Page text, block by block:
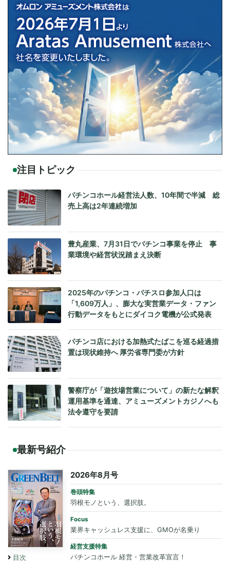
注目トピック
パチンコホール経営法人数、10年間で半減 総
売上高は2年連続増加
豊丸産業、7月31日でパチンコ事業を停止 事
業環境や経営状況踏まえ決断
2025年のパチンコ・パチスロ参加人口は
「1,609万人」、膨大な実営業データ・ファン
行動データをもとにダイコク電機が公式発表
パチンコ店における加熱式たばこを巡る経過措
置は現状維持へ 厚労省専門委が方針
警察庁が「遊技場営業について」の新たな解釈
運用基準を通達、アミューズメントカジノへも
法令遵守を要請
最新号紹介
目次
2026年8月号
巻頭特集
羽根モノという、選択肢。
Focus
業界キャッシュレス支援に、GMOが名乗り
経営支援特集
パチンコホール 経営・営業改革宣言！